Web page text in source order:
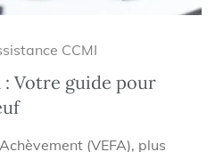
CCMI
: Votre guide pour
(VEFA), plus